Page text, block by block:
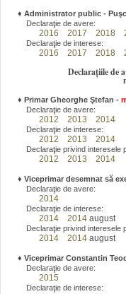
♦ Administrator public -
Declaraţie de avere:
2016 2017 2018
Declaraţie de interese:
2016 2017 2018
Declarațiile de
♦ Primar Gheorghe Ştefan -
Declaraţie de avere:
2012 2013 2014
Declaraţie de interese:
2012 2013 2014
Declaraţie privind interesele
2012 2013 2014
♦ Viceprimar desemnat să
Declaraţie de avere:
2014
Declaraţie de interese:
2014 2014
Declaraţie privind interesele
2014 2014
♦ Viceprimar Constantin
Declaraţie de avere:
2015
Declaraţie de interese: